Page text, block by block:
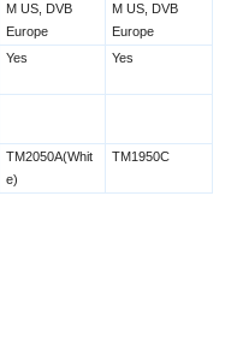
M US, DVB
Europe
M US, DVB
Europe
Yes Yes
TM2050A(Whit
e)
TM1950C